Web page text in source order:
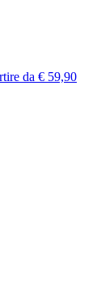
da € 59,90